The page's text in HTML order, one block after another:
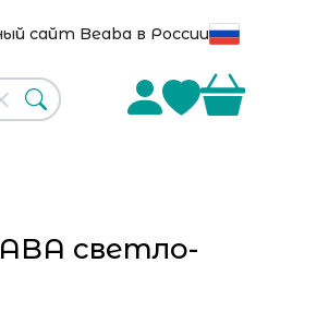
сайт Beaba в России
светло-